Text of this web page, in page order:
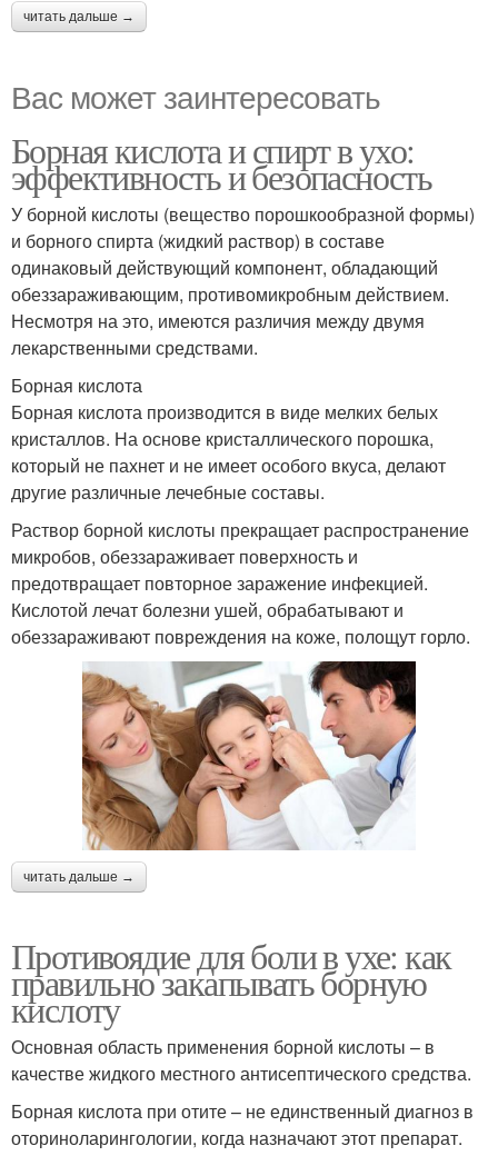
читать дальше →
Вас может заинтересовать
Борная кислота и спирт в ухо:
эффективность и безопасность
У борной кислоты (вещество порошкообразной формы)
и борного спирта (жидкий раствор) в составе
одинаковый действующий компонент, обладающий
обеззараживающим, противомикробным действием.
Несмотря на это, имеются различия между двумя
лекарственными средствами.
Борная кислота
Борная кислота производится в виде мелких белых
кристаллов. На основе кристаллического порошка,
который не пахнет и не имеет особого вкуса, делают
другие различные лечебные составы.
Раствор борной кислоты прекращает распространение
микробов, обеззараживает поверхность и
предотвращает повторное заражение инфекцией.
Кислотой лечат болезни ушей, обрабатывают и
обеззараживают повреждения на коже, полощут горло.
читать дальше →
Противоядие для боли в ухе: как
правильно закапывать борную
кислоту
Основная область применения борной кислоты – в
качестве жидкого местного антисептического средства.
Борная кислота при отите – не единственный диагноз в
оториноларингологии, когда назначают этот препарат.